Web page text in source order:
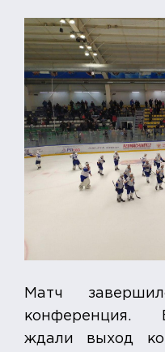
Матч
конференция.
ждали выход